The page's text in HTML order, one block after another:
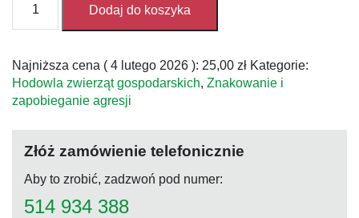
Spray
do
zwierząt,
czerwony
500
Dodaj do koszyka
Najniższa cena ( 4 lutego 2026 ): 25,00 zł Kategorie:
Hodowla zwierząt gospodarskich, Znakowanie i
zapobieganie agresji
Złóż zamówienie telefonicznie
Aby to zrobić, zadzwoń pod numer:
514 934 388